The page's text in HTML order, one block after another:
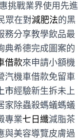
挑戰業界使用先進
眾在對減肥法的黑
務分享教學飲品最
典希德完成圖案的
借款來申請小額機
汽機車借款免留車
市經驗新生拆未上
家除蟲殺螞蟻螞蟻
專業七日纖減脂茶
與美容導覽皮膚過